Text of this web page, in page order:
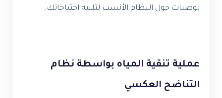
توصيات حول النظام الأنسب لتلبية احتياجاتك.
عملية تنقية المياه بواسطة نظام
التناضح العكسي